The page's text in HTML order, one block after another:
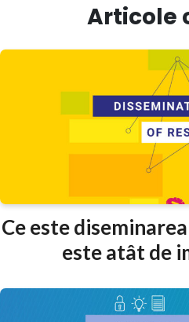
Articole
Ce este
este atât de